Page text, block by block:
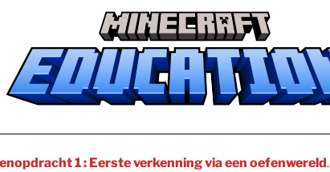
1 : Eerste verkenning via een oefenwereld.